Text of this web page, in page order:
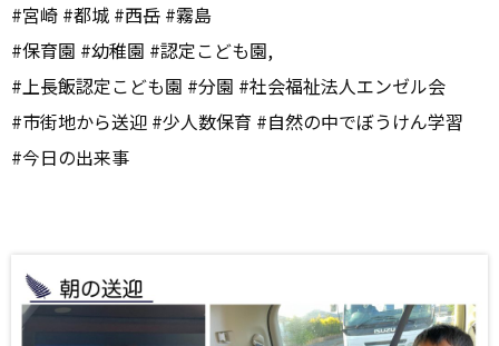
#宮崎 #都城 #西岳 #霧島
#保育園 #幼稚園 #認定こども園,
#上長飯認定こども園 #分園 #社会福祉法人エンゼル会
#市街地から送迎 #少人数保育 #自然の中でぼうけん学習
#今日の出来事